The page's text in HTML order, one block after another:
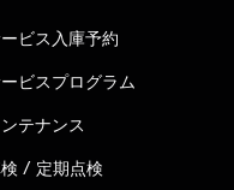
ビス入庫予約
ビスプログラム
ンテナンス
/ 定期点検